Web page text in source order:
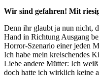
Wir sind gefahren! Mit
Denn ihr glaubt ja nun nicht,
Hand in Richtung Ausgang
Horror-Szenario einer jeden
Ich habe mein kreischendes
Liebe andere Mütter: Ich weiß
doch hatte ich wirklich keine